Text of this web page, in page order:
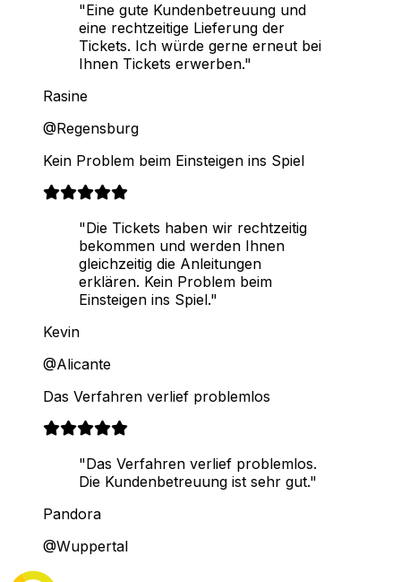
"Eine gute Kundenbetreuung und
eine rechtzeitige Lieferung der
Tickets. Ich würde gerne erneut bei
Ihnen Tickets erwerben."
Rasine
@Regensburg
Kein Problem beim Einsteigen ins Spiel
"Die Tickets haben wir rechtzeitig
bekommen und werden Ihnen
gleichzeitig die Anleitungen
erklären. Kein Problem beim
Einsteigen ins Spiel."
Kevin
@Alicante
Das Verfahren verlief problemlos
"Das Verfahren verlief problemlos.
Die Kundenbetreuung ist sehr gut."
Pandora
@Wuppertal